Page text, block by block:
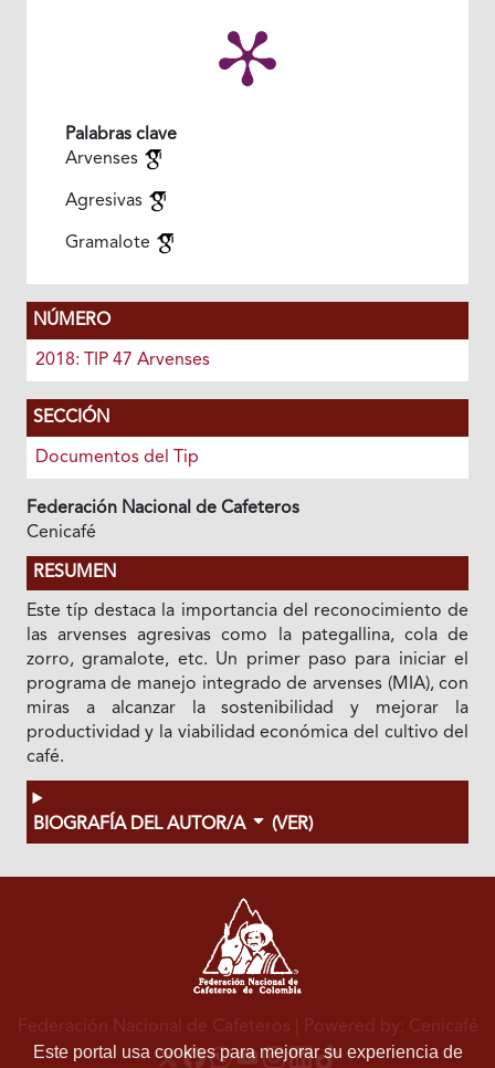
Palabras clave
Arvenses
Agresivas
Gramalote
NÚMERO
2018: TIP 47 Arvenses
SECCIÓN
Documentos del Tip
Federación Nacional de Cafeteros
Cenicafé
RESUMEN
Este típ destaca la importancia del reconocimiento de
las arvenses agresivas como la pategallina, cola de
zorro, gramalote, etc. Un primer paso para iniciar el
programa de manejo integrado de arvenses (MIA), con
miras a alcanzar la sostenibilidad y mejorar la
productividad y la viabilidad económica del cultivo del
café.
BIOGRAFÍA DEL AUTOR/A (VER)
Este portal usa cookies para mejorar su experiencia de
Federación Nacional de Cafeteros | Powered by: Cenicafé